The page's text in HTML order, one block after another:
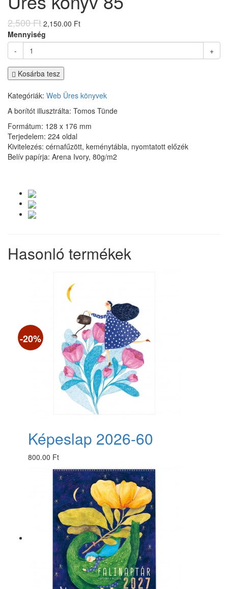
2,500 Ft 2,150.00 Ft
Mennyiség
-
+
Kosárba tesz
Kategóriák: Web Üres könyvek
A borítót illusztrálta: Tomos Tünde
Formátum: 128 x 176 mm
Terjedelem: 224 oldal
Kivitelezés: cérnafűzött, keménytábla, nyomtatott előzék
Belív papírja: Arena Ivory, 80g/m2
Hasonló termékek
Képeslap 2026-60
800.00 Ft
-20%